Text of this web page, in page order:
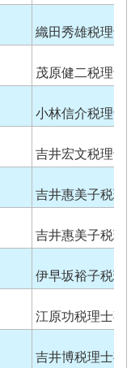
織田秀雄税理士
茂原健二税理士
小林信介税理士
吉井宏文税理士
吉井惠美子税理
吉井惠美子税理
伊早坂裕子税理
江原功税理士事
吉井博税理士事